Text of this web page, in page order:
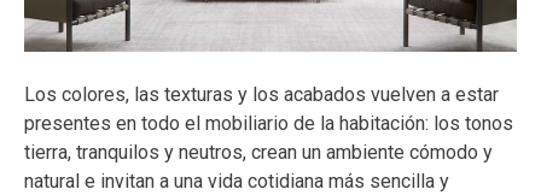
Los colores, las texturas y los acabados vuelven a estar
presentes en todo el mobiliario de la habitación: los tonos
tierra, tranquilos y neutros, crean un ambiente cómodo y
natural e invitan a una vida cotidiana más sencilla y